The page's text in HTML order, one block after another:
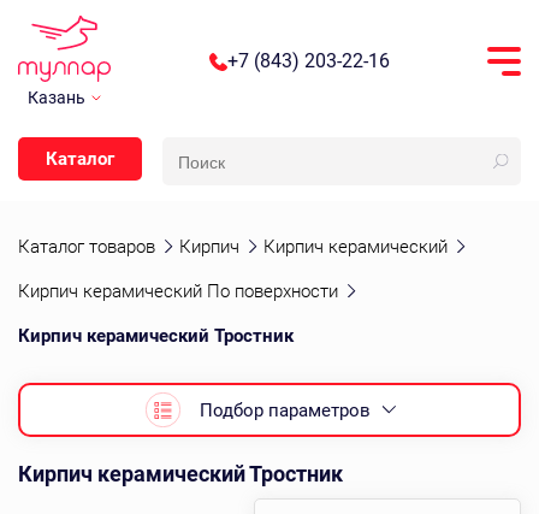
Казань
+7 (843) 203-22-16
Каталог
Каталог товаров Кирпич Кирпич керамический
Кирпич керамический По поверхности
Кирпич керамический Тростник
Подбор параметров
Кирпич керамический Тростник